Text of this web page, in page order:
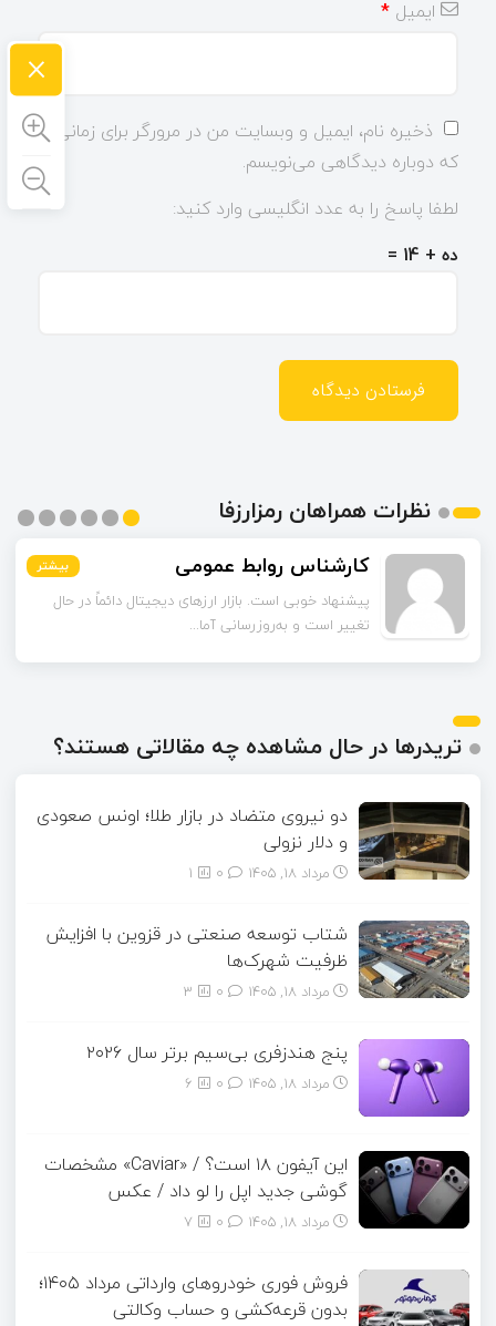
ایمیل *
ذخیره نام، ایمیل و وبسایت من در مرورگر برای زمانی
که دوباره دیدگاهی می‌نویسم.
لطفا پاسخ را به عدد انگلیسی وارد کنید:
ده + 14 =
نظرات همراهان رمزارزفا
کارشناس روابط عمومی بیشتر
پیشنهاد خوبی است. بازار ارزهای دیجیتال دائماً در حال
تغییر است و به‌روزرسانی آما...
مشکات بیشتر
چند مورد از آمارهای مقاله مربوط به سال‌های گذشته است.
آیا امکان دارد نسخه به‌روز...
بیشتر
بیشتر
بیشتر
بیشتر
تریدرها در حال مشاهده چه مقالاتی هستند؟
دو نیروی متضاد در بازار طلا؛ اونس صعودی
و دلار نزولی
مرداد ۱۸, ۱۴۰۵ 1
شتاب توسعه صنعتی در قزوین با افزایش
ظرفیت شهرک‌ها
مرداد ۱۸, ۱۴۰۵ 3
پنج هندزفری بی‌سیم برتر سال ۲۰۲۶
مرداد ۱۸, ۱۴۰۵ 6
این آیفون ۱۸ است؟ / «Caviar» مشخصات
گوشی جدید اپل را لو داد / عکس
مرداد ۱۸, ۱۴۰۵ 7
فروش فوری خودروهای وارداتی مرداد ۱۴۰۵؛
بدون قرعه‌کشی و حساب وکالتی
×